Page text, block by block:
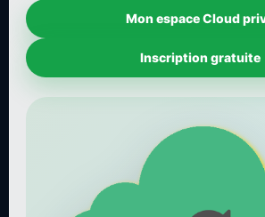
Mon espace Cloud
Inscription gratuite